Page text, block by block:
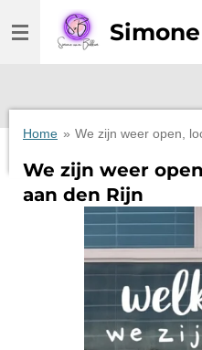
direct
Home » We zijn weer open,
We zijn weer
aan den Rijn